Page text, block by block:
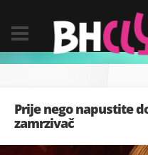
Prije nego napustite
zamrzivač